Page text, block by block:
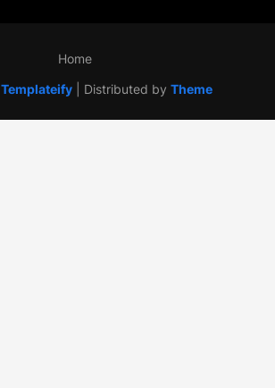
Templateify| Distributed by Theme
Home